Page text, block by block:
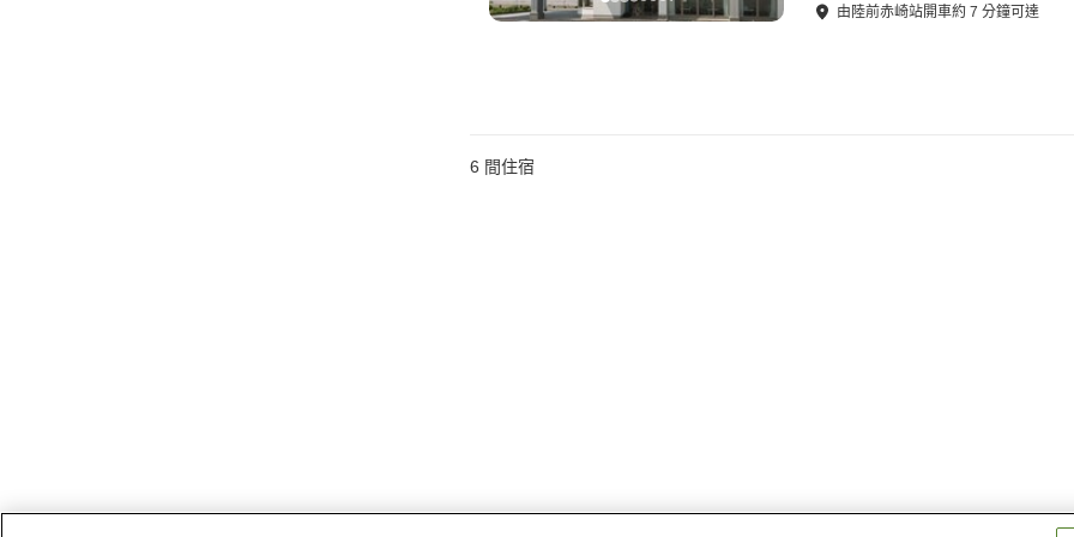
由 陸前赤崎站開車約7 分鐘可達
6 間住宿